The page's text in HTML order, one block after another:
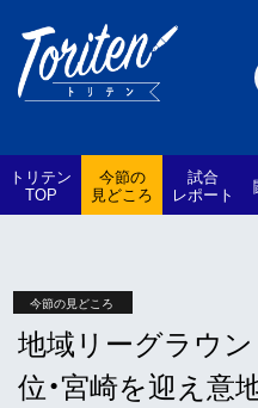
トリテン
TOP
今節の
見どころ
試合
レポート
今節の見どころ
地域リーグラウ
位・宮崎を迎え意